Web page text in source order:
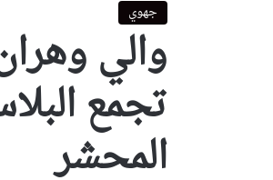
جهوي
والي
تجمع
المحشر